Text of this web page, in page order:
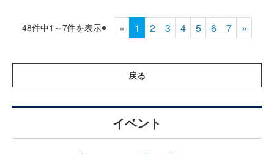
48件中1～7件を表示 « 1 2 3 4 5 6 7 »
戻る
イベント